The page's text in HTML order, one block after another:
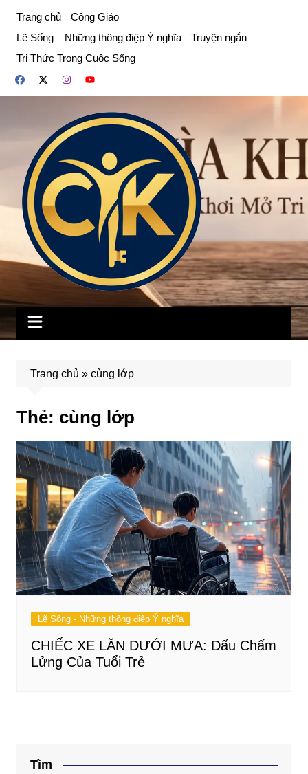
phần
dung
Trang chủ
Công Giáo
Lẽ Sống – Những thông điệp Ý nghĩa
Truyện ngắn
Tri Thức Trong Cuộc Sống
Trang chủ » cùng lớp
Thẻ: cùng lớp
Lẽ Sống - Những thông điệp Ý nghĩa
CHIẾC XE LĂN DƯỚI MƯA: Dấu Chấm
Lửng Của Tuổi Trẻ
Tìm